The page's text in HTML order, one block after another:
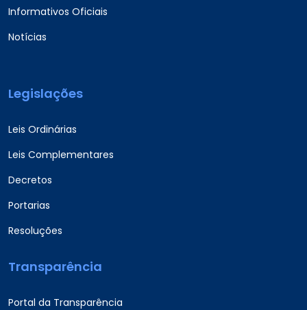
Informativos Oficiais
Notícias
Legislações
Leis Ordinárias
Leis Complementares
Decretos
Portarias
Resoluções
Transparência
Portal da Transparência